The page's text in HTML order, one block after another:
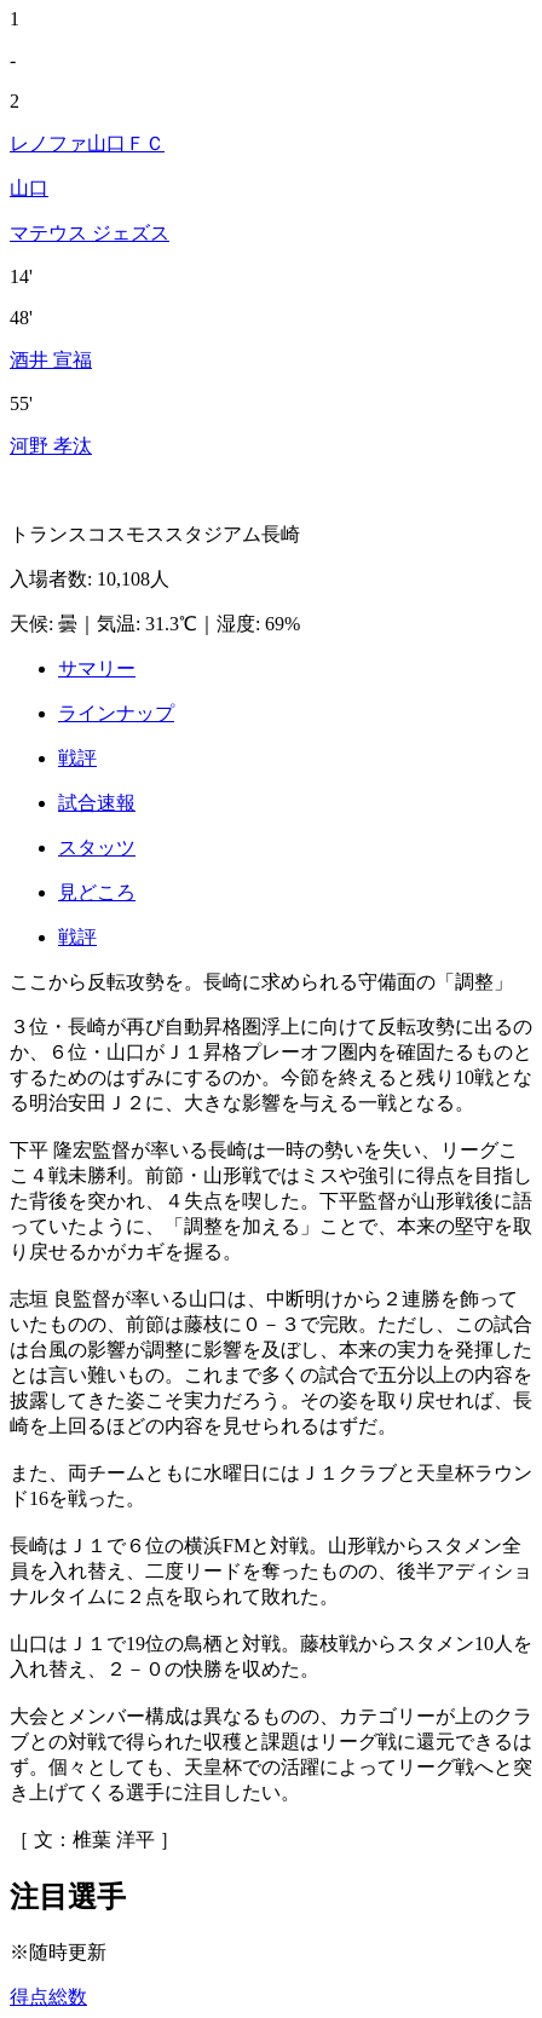
1
-
2
レノファ山口ＦＣ
山口
マテウス ジェズス
14'
48'
酒井 宣福
55'
河野 孝汰
トランスコスモススタジアム長崎
入場者数: 10,108人
天候: 曇 気温: 31.3℃ 湿度: 69%
サマリー
ラインナップ
戦評
試合速報
スタッツ
見どころ
戦評
ここから反転攻勢を。長崎に求められる守備面の「調整」
３位・長崎が再び自動昇格圏浮上に向けて反転攻勢に出るの
か、６位・山口がＪ１昇格プレーオフ圏内を確固たるものと
するためのはずみにするのか。今節を終えると残り10戦とな
る明治安田Ｊ２に、大きな影響を与える一戦となる。
下平 隆宏監督が率いる長崎は一時の勢いを失い、リーグこ
こ４戦未勝利。前節・山形戦ではミスや強引に得点を目指し
た背後を突かれ、４失点を喫した。下平監督が山形戦後に語
っていたように、「調整を加える」ことで、本来の堅守を取
り戻せるかがカギを握る。
志垣 良監督が率いる山口は、中断明けから２連勝を飾って
いたものの、前節は藤枝に０－３で完敗。ただし、この試合
は台風の影響が調整に影響を及ぼし、本来の実力を発揮した
とは言い難いもの。これまで多くの試合で五分以上の内容を
披露してきた姿こそ実力だろう。その姿を取り戻せれば、長
崎を上回るほどの内容を見せられるはずだ。
また、両チームともに水曜日にはＪ１クラブと天皇杯ラウン
ド16を戦った。
長崎はＪ１で６位の横浜FMと対戦。山形戦からスタメン全
員を入れ替え、二度リードを奪ったものの、後半アディショ
ナルタイムに２点を取られて敗れた。
山口はＪ１で19位の鳥栖と対戦。藤枝戦からスタメン10人を
入れ替え、２－０の快勝を収めた。
大会とメンバー構成は異なるものの、カテゴリーが上のクラ
ブとの対戦で得られた収穫と課題はリーグ戦に還元できるは
ず。個々としても、天皇杯での活躍によってリーグ戦へと突
き上げてくる選手に注目したい。
［ 文：椎葉 洋平 ］
注目選手
※随時更新
得点総数